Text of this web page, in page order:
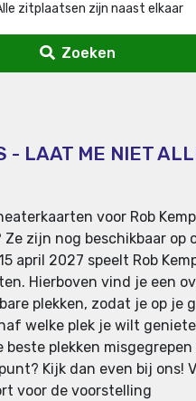
zitplaatsen zijn naast elkaar
Zoeken
- LAAT ME NIET
voor Rob
Ze zijn nog beschikbaar op
april 2027 speelt Rob
Hierboven vind je een
plekken, zodat je op je
welke plek je wilt
beste plekken
Kijk dan even bij ons!
voor de voorstelling